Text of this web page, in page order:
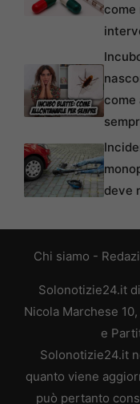
come
come
deve
Chi siamo -
Solonotizie24.it
Nicola Marchese
e
Solonotizie24.it
quanto viene
può pertanto